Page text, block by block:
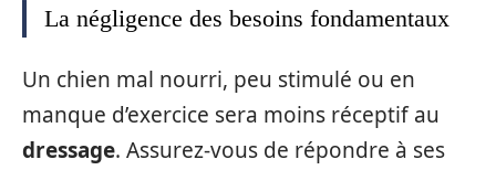
La négligence des besoins fondamentaux
Un chien mal nourri, peu stimulé ou en
manque d’exercice sera moins réceptif au
dressage. Assurez-vous de répondre à ses